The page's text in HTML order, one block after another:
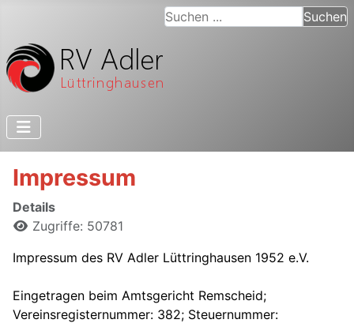
Suchen ... Suchen
Impressum
Details
Zugriffe: 50781
Impressum des RV Adler Lüttringhausen 1952 e.V.
Eingetragen beim Amtsgericht Remscheid;
Vereinsregisternummer: 382; Steuernummer: